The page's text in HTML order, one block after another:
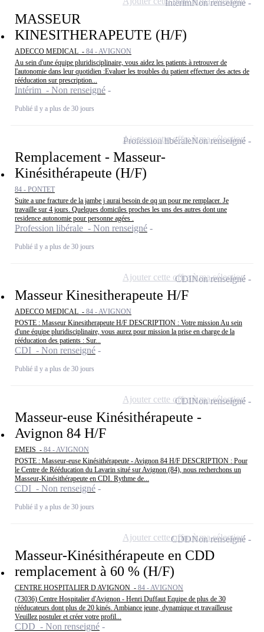
MASSEUR
KINESITHERAPEUTE (H/F)
ADECCO MEDICAL - 84 - AVIGNON
Au sein d'une équipe pluridisciplinaire, vous aidez les patients à retrouver de
l'autonomie dans leur quotidien :Evaluer les troubles du patient effectuer des actes de
rééducation sur prescription...
Intérim - Non renseigné
Publié il y a plus de 30 jours
IntérimNon renseigné
Remplacement - Masseur-
Kinésithérapeute (H/F)
84 - PONTET
Suite a une fracture de la jambe j aurai besoin de qq un pour me remplacer. Je
travaille sur 4 jours. Quelques domiciles proches les uns des autres dont une
residence autonomie pour personne agées .
Profession libérale - Non renseigné
Publié il y a plus de 30 jours
Profession libéraleNon renseigné
Ajouter cette offre à ma sélection
Masseur Kinesitherapeute H/F
ADECCO MEDICAL - 84 - AVIGNON
POSTE : Masseur Kinesitherapeute H/F DESCRIPTION : Votre mission Au sein
d'une équipe pluridisciplinaire, vous aurez pour mission la prise en charge de la
rééducation des patients : Sur...
CDI - Non renseigné
Publié il y a plus de 30 jours
CDINon renseigné
Ajouter cette offre à ma sélection
Masseur-euse Kinésithérapeute -
Avignon 84 H/F
EMEIS - 84 - AVIGNON
POSTE : Masseur-euse Kinésithérapeute - Avignon 84 H/F DESCRIPTION : Pour
le Centre de Rééducation du Lavarin situé sur Avignon (84), nous recherchons un
Masseur-Kinésithérapeute en CDI. Rythme de...
CDI - Non renseigné
Publié il y a plus de 30 jours
CDINon renseigné
Ajouter cette offre à ma sélection
Masseur-Kinésithérapeute en CDD
remplacement à 60 % (H/F)
CENTRE HOSPITALIER D AVIGNON - 84 - AVIGNON
(73036) Centre Hospitalier d'Avignon - Henri Duffaut Equipe de plus de 30
rééducateurs dont plus de 20 kinés. Ambiance jeune, dynamique et travailleuse
Veuillez postuler et créer votre profil...
CDD - Non renseigné
CDDNon renseigné
Ajouter cette offre à ma sélection